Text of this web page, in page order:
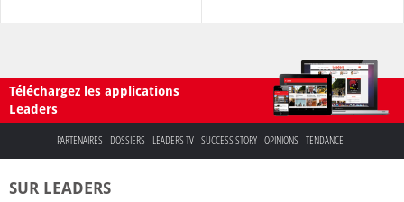
Téléchargez les applications
Leaders
PARTENAIRES DOSSIERS LEADERS TV SUCCESS STORY OPINIONS TENDANCE
SUR LEADERS